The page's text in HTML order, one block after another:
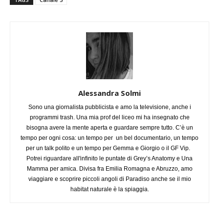
Alessandra Solmi
Sono una giornalista pubblicista e amo la televisione, anche i
programmi trash. Una mia prof del liceo mi ha insegnato che
bisogna avere la mente aperta e guardare sempre tutto. C’è un
tempo per ogni cosa: un tempo per un bel documentario, un tempo
per un talk polito e un tempo per Gemma e Giorgio o il GF Vip.
Potrei riguardare all'infinito le puntate di Grey’s Anatomy e Una
Mamma per amica. Divisa fra Emilia Romagna e Abruzzo, amo
viaggiare e scoprire piccoli angoli di Paradiso anche se il mio
habitat naturale è la spiaggia.